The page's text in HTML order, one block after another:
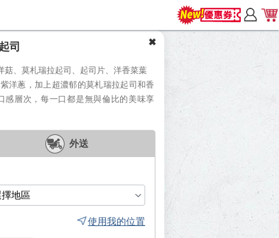
司
菇、莫札瑞拉起司、起司片、洋香菜葉
洋蔥，加上超濃郁的莫札瑞拉起司和香
感層次，每一口都是無與倫比的美味享
外送
使用我的位置